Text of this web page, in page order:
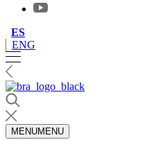
ES
ENG
MENUMENU